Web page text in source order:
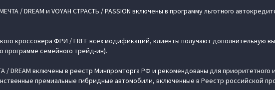
/ DREAM и VOYAH СТРАСТЬ / PASSION включены в программу льготного
кроссовера ФРИ / FREE всех модификаций, клиенты получают дополнительную
программе семейного трейд-ин).
/ DREAM включены в реестр Минпромторга РФ и рекомендованы для приоритетного
премиальные гибридные автомобили, включенные в Реестр российской